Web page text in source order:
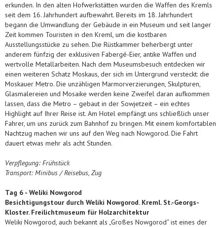
erkunden. In den alten Hofwerkstätten wurden die Waffen des Kremls
seit dem 16. Jahrhundert aufbewahrt. Bereits im 18. Jahrhundert
begann die Umwandlung der Gebäude in ein Museum und seit langer
Zeit kommen Touristen in den Kreml, um die kostbaren
Ausstellungsstücke zu sehen. Die Rüstkammer beherbergt unter
anderem fünfzig der exklusiven Fabergé-Eier, antike Waffen und
wertvolle Metallarbeiten. Nach dem Museumsbesuch entdecken wir
einen weiteren Schatz Moskaus, der sich im Untergrund versteckt: die
Moskauer Metro. Die unzähligen Marmorverzierungen, Skulpturen,
Glasmalereien und Mosaike werden keine Zweifel daran aufkommen
lassen, dass die Metro – gebaut in der Sowjetzeit – ein echtes
Highlight auf Ihrer Reise ist. Am Hotel empfängt uns schließlich unser
Fahrer, um uns zurück zum Bahnhof zu bringen. Mit einem komfortablen
Nachtzug machen wir uns auf den Weg nach Nowgorod. Die Fahrt
dauert etwas mehr als acht Stunden.
Verpflegung: Frühstück
Transport: Minibus / Reisebus, Zug
Tag 6 - Weliki Nowgorod
Besichtigungstour durch Weliki Nowgorod. Kreml. St.-Georgs-
Kloster. Freilichtmuseum für Holzarchitektur
Weliki Nowgorod, auch bekannt als „Großes Nowgorod“ ist eines der